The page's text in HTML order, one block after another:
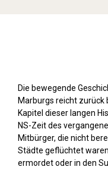
Die bewegende
Marburgs reicht zurück
Kapitel dieser langen
NS-Zeit des
Mitbürger, die nicht
Städte geflüchtet
ermordet oder in den